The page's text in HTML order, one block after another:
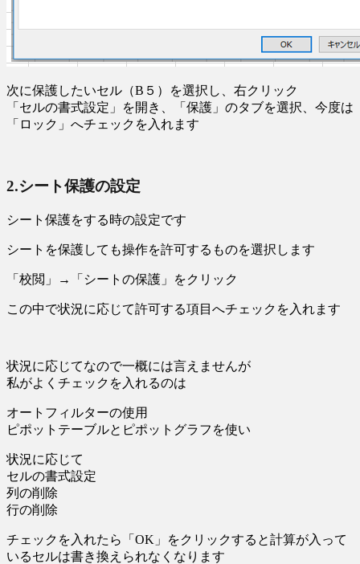
次に保護したいセル（B５）を選択し、右クリック
「セルの書式設定」を開き、「保護」のタブを選択、今度は
「ロック」へチェックを入れます
2.シート保護の設定
シート保護をする時の設定です
シートを保護しても操作を許可するものを選択します
「校閲」→「シートの保護」をクリック
この中で状況に応じて許可する項目へチェックを入れます
状況に応じてなので一概には言えませんが
私がよくチェックを入れるのは
オートフィルターの使用
ピポットテーブルとピポットグラフを使い
状況に応じて
セルの書式設定
列の削除
行の削除
チェックを入れたら「OK」をクリックすると計算が入って
いるセルは書き換えられなくなります